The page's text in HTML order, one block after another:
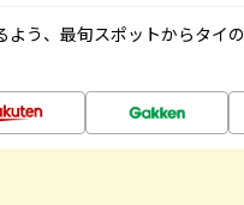
う、最旬スポットからタイ